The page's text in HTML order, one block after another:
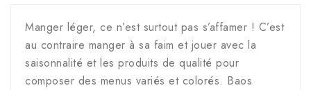
Manger léger, ce n’est surtout pas s’affamer ! C’est
au contraire manger à sa faim et jouer avec la
saisonnalité et les produits de qualité pour
composer des menus variés et colorés. Baos